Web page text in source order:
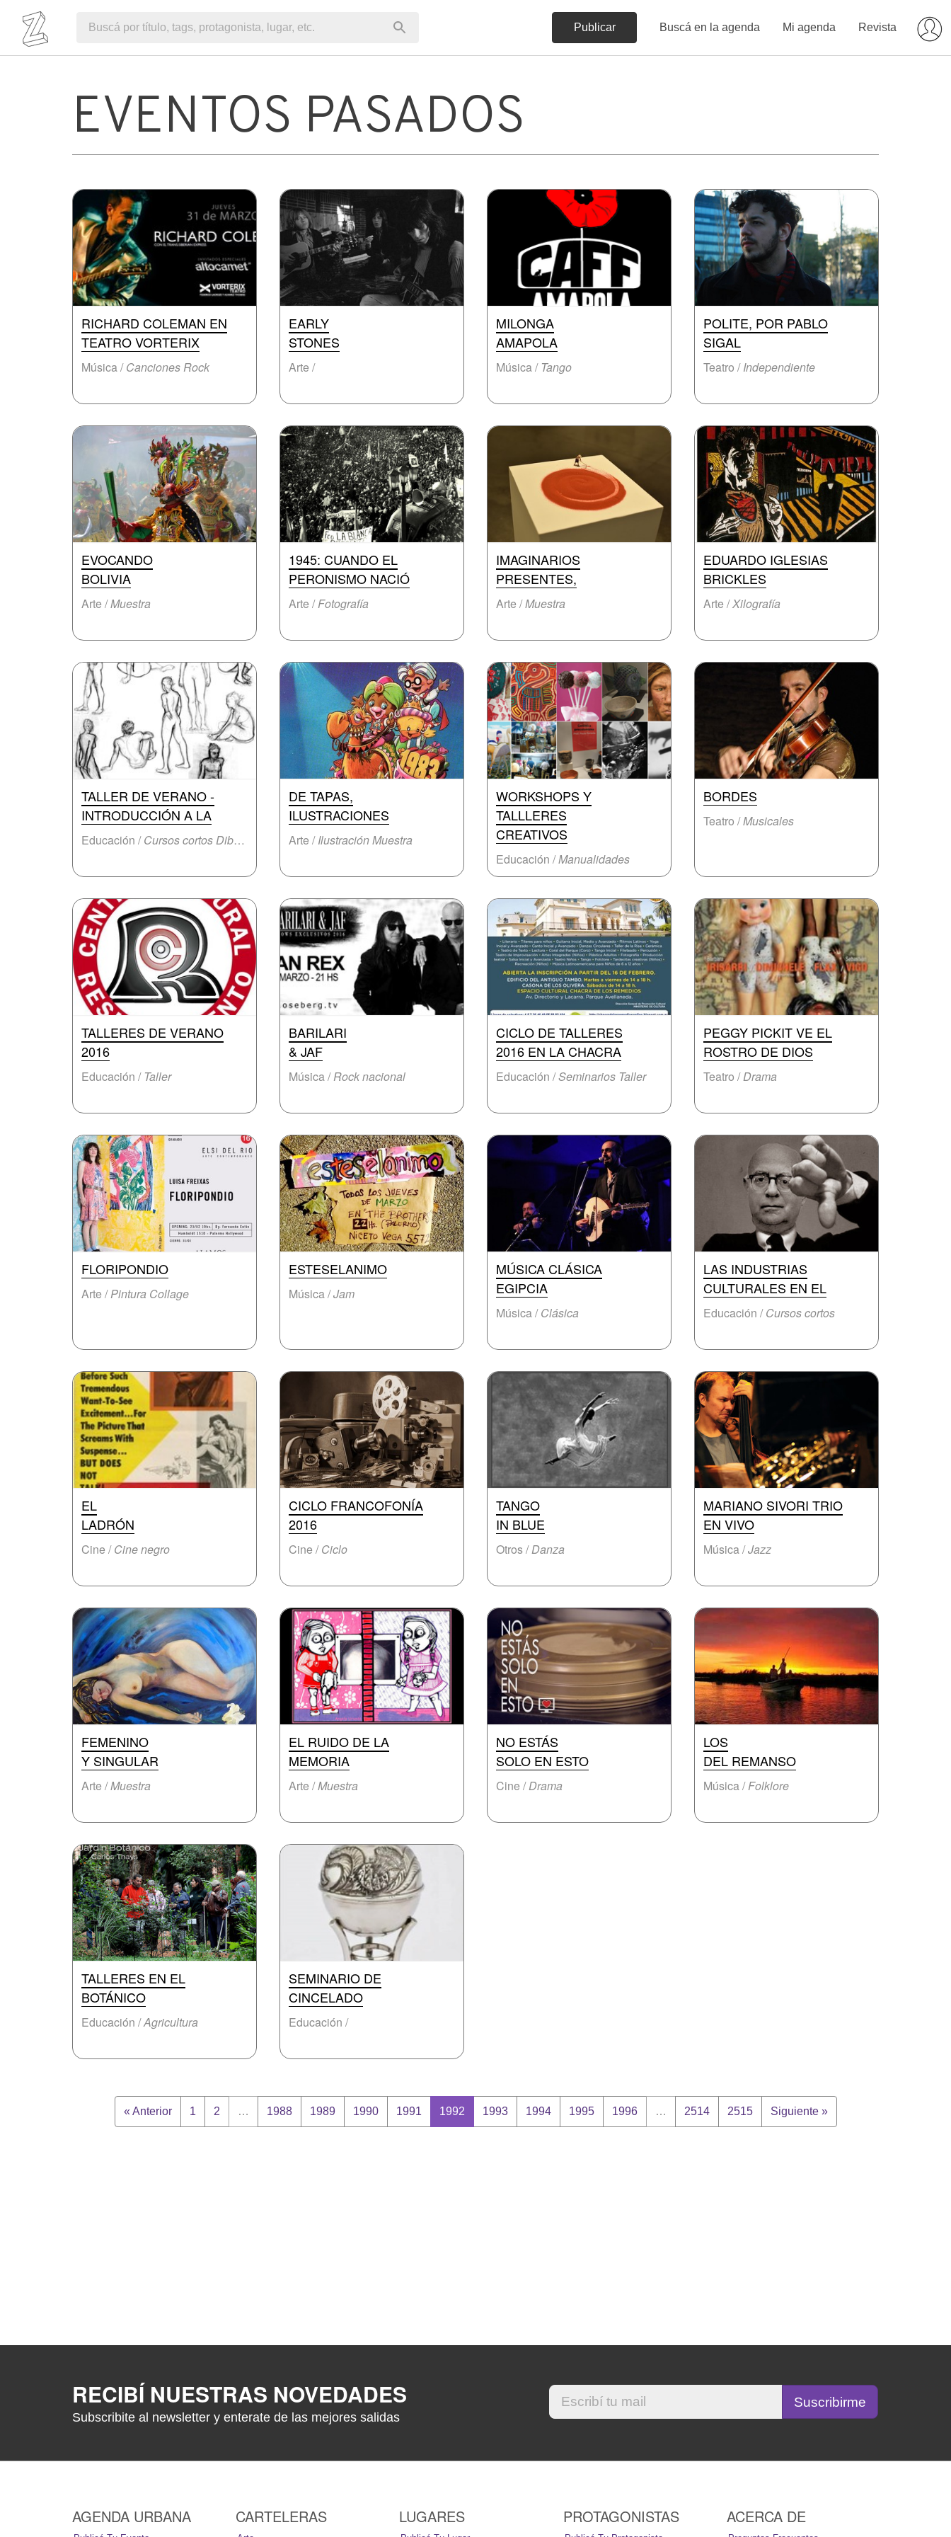
Publicar Buscá en la agenda Mi agenda Revista
EVENTOS PASADOS
RICHARD COLEMAN EN
TEATRO VORTERIX
Música /Canciones Rock
EARLY
STONES
Arte /
MILONGA
AMAPOLA
Música / Tango
POLITE, POR PABLO
SIGAL
Teatro /Independiente
EVOCANDO
BOLIVIA
Arte /Muestra
1945: CUANDO EL
PERONISMO NACIÓ
Arte /Fotografía
IMAGINARIOS
PRESENTES,
Arte /Muestra
EDUARDO IGLESIAS
BRICKLES
Arte /Xilografía
TALLER DE VERANO -
INTRODUCCIÓN A LA
Educación /Cursos cortos Dibujo / pintura
DE TAPAS,
ILUSTRACIONES
Arte /Ilustración Muestra
WORKSHOPS Y
TALLLERES
CREATIVOS
Educación /Manualidades
BORDES
Teatro /Musicales
TALLERES DE VERANO
2016
Educación / Taller
BARILARI
& JAF
Música /Rock nacional
CICLO DE TALLERES
2016 EN LA CHACRA
Educación /Seminarios Taller
PEGGY PICKIT VE EL
ROSTRO DE DIOS
Teatro /Drama
FLORIPONDIO
Arte /Pintura Collage
ESTESELANIMO
Música /Jam
MÚSICA CLÁSICA
EGIPCIA
Música /Clásica
LAS INDUSTRIAS
CULTURALES EN EL
Educación /Cursos cortos
EL
LADRÓN
Cine /Cine negro
CICLO FRANCOFONÍA
2016
Cine /Ciclo
TANGO
IN BLUE
Otros /Danza
MARIANO SIVORI TRIO
EN VIVO
Música /Jazz
FEMENINO
Y SINGULAR
Arte /Muestra
EL RUIDO DE LA
MEMORIA
Arte /Muestra
NO ESTÁS
SOLO EN ESTO
Cine /Drama
LOS
DEL REMANSO
Música /Folklore
TALLERES EN EL
BOTÁNICO
Educación /Agricultura
SEMINARIO DE
CINCELADO
Educación /
« Anterior 1 2 … 1988 1989 1990 1991 1992 1993 1994 1995 1996 … 2514 2515 Siguiente »
RECIBÍ NUESTRAS NOVEDADES
Subscribite al newsletter y enterate de las mejores salidas
AGENDA URBANA CARTELERAS LUGARES PROTAGONISTAS ACERCA DE